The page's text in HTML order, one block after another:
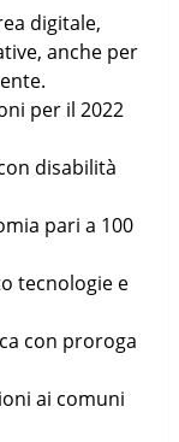
digitale,
anche per
per il 2022
disabilità
pari a 100
tecnologie e
con proroga
ai comuni